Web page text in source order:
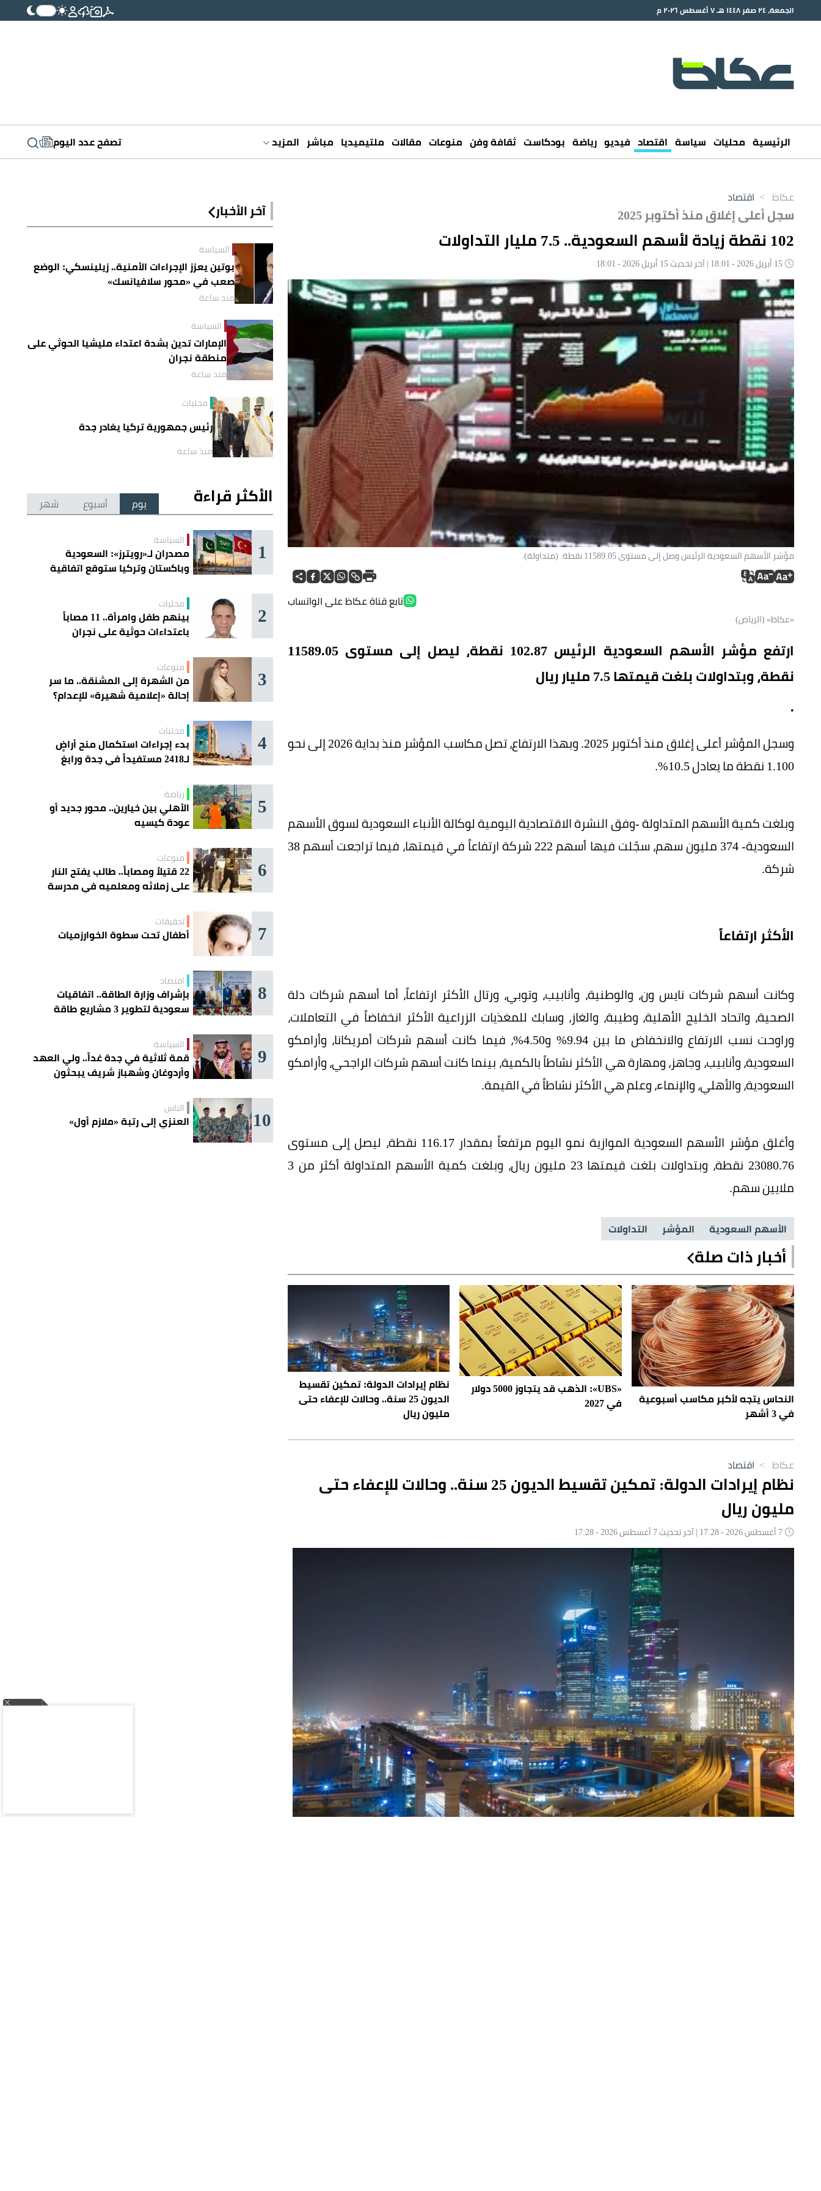
الجمعة، ٢٤ صفر ١٤٤٨ هـ ٧ أغسطس ٢٠٢٦ م
الرئيسية محليات سياسة اقتصاد فيديو رياضة بودكاست ثقافة وفن منوعات مقالات ملتيميديا مباشر المزيد تصفح عدد اليوم
عكاظ > اقتصاد
سجل أعلى إغلاق منذ أكتوبر 2025
102 نقطة زيادة لأسهم السعودية.. 7.5 مليار التداولات
مؤشر الأسهم السعودية الرئيس وصل إلى مستوى 11589.05 نقطة. (متداولة).
تابع قناة عكاظ على الواتساب
«عكاظ» (الرياض)
ارتفع مؤشر الأسهم السعودية الرئيس 102.87 نقطة، ليصل إلى مستوى 11589.05
نقطة، وبتداولات بلغت قيمتها 7.5 مليار ريال
.
وسجل المؤشر أعلى إغلاق منذ أكتوبر 2025. وبهذا الارتفاع، تصل مكاسب المؤشر منذ بداية 2026 إلى نحو
1.100 نقطة ما يعادل 10.5%.
وبلغت كمية الأسهم المتداولة -وفق النشرة الاقتصادية اليومية لوكالة الأنباء السعودية لسوق الأسهم
السعودية- 374 مليون سهم، سجّلت فيها أسهم 222 شركة ارتفاعاً في قيمتها، فيما تراجعت أسهم 38
شركة.
الأكثر ارتفاعاً
وكانت أسهم شركات نايس ون، والوطنية، وأنابيب، وتوبي، ورتال الأكثر ارتفاعاً، أما أسهم شركات دلة
الصحية، واتحاد الخليج الأهلية، وطيبة، والغاز، وسابك للمغذيات الزراعية الأكثر انخفاضاً في التعاملات،
وراوحت نسب الارتفاع والانخفاض ما بين 9.94% و4.50%، فيما كانت أسهم شركات أمريكانا، وأرامكو
السعودية، وأنابيب، وجاهز، ومهارة هي الأكثر نشاطاً بالكمية، بينما كانت أسهم شركات الراجحي، وأرامكو
السعودية، والأهلي، والإنماء، وعلم هي الأكثر نشاطاً في القيمة.
وأغلق مؤشر الأسهم السعودية الموازية نمو اليوم مرتفعاً بمقدار 116.17 نقطة، ليصل إلى مستوى
23080.76 نقطة، وبتداولات بلغت قيمتها 23 مليون ريال، وبلغت كمية الأسهم المتداولة أكثر من 3
ملايين سهم.
الأسهم السعودية المؤشر التداولات
أخبار ذات صلة
النحاس يتجه لأكبر مكاسب أسبوعية
في 3 أشهر
«UBS»: الذهب قد يتجاوز 5000 دولار
في 2027
نظام إيرادات الدولة: تمكين تقسيط
الديون 25 سنة.. وحالات للإعفاء حتى
مليون ريال
آخر الأخبار
السياسة
بوتين يعزز الإجراءات الأمنية.. زيلينسكي: الوضع
صعب في «محور سلافيانسك»
منذ ساعة
السياسة
الإمارات تدين بشدة اعتداء مليشيا الحوثي على
منطقة نجران
منذ ساعة
محليات
رئيس جمهورية تركيا يغادر جدة
منذ ساعة
الأكثر قراءة يوم أسبوع شهر
1 السياسة
مصدران لـ«رويترز»: السعودية
وباكستان وتركيا ستوقع اتفاقية
2 محليات
بينهم طفل وامرأة.. 11 مصاباً
باعتداءات حوثية على نجران
3 منوعات
من الشهرة إلى المشنقة.. ما سر
إحالة «إعلامية شهيرة» للإعدام؟
4 محليات
بدء إجراءات استكمال منح أراضٍ
لـ2418 مستفيداً في جدة ورابغ
5 رياضة
الأهلي بين خيارين.. محور جديد أو
عودة كيسيه
6 منوعات
22 قتيلاً ومصاباً.. طالب يفتح النار
على زملائه ومعلميه في مدرسة
7 تحقيقات
أطفال تحت سطوة الخوارزميات
8 اقتصاد
بإشراف وزارة الطاقة.. اتفاقيات
سعودية لتطوير 3 مشاريع طاقة
9 السياسة
قمة ثلاثية في جدة غداً.. ولي العهد
وأردوغان وشهباز شريف يبحثون
10 الناس
العنزي إلى رتبة «ملازم أول»
عكاظ > اقتصاد
نظام إيرادات الدولة: تمكين تقسيط الديون 25 سنة.. وحالات للإعفاء حتى
مليون ريال